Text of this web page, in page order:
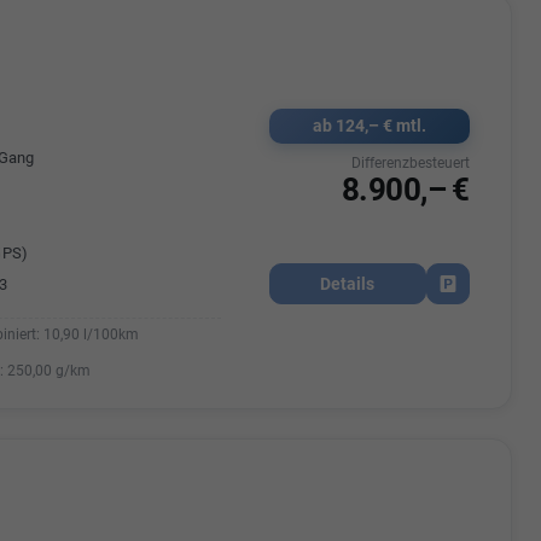
10,90 l/100km
250,00 g/km
ab 124,– € mtl.
8.900,– €
Differenzbesteuert
Details
Fahrzeug
15
Auszubildende im 3.Lehrjahr -
Automobilkauffrau
Telefonnummer: 07181 - 47695 15
info@autohausrems.de